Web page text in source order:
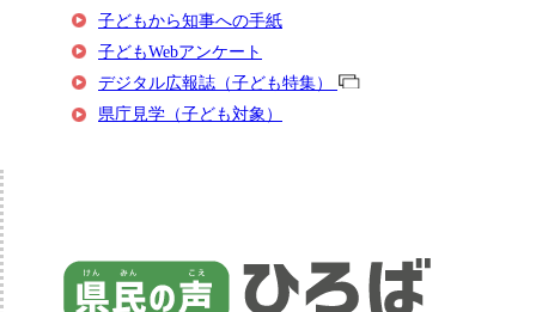
子どもから知事への手紙
子どもWebアンケート
デジタル広報誌（子ども特集）
県庁見学（子ども対象）